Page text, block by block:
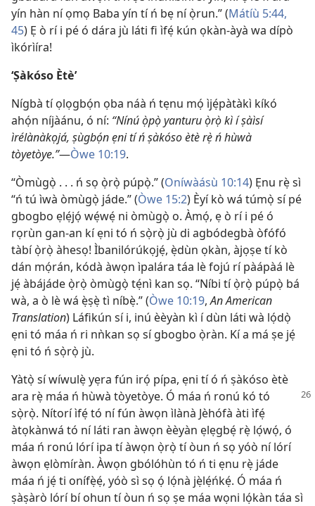
yín hàn ní ọmọ Baba yín tí ń bẹ ní ọ̀run.” (Mátíù 5:44,
45) Ẹ ò rí i pé ó dára jù láti fi ìfẹ́ kún ọkàn-àyà wa dípò
ìkórìíra!
‘Ṣàkóso Ètè’
Nígbà tí ọlọgbọ́n ọba náà ń tẹnu mọ́ ìjẹ́pàtàkì kíkó
ahọ́n níjàánu, ó ní: “Nínú ọ̀pọ̀ yanturu ọ̀rọ̀ kì í ṣàìsí
ìrélànàkọjá, ṣùgbọ́n ẹni tí ń ṣàkóso ètè rẹ̀ ń hùwà
tòyetòye.”—Òwe 10:19.
“Òmùgọ̀ . . . ń sọ ọ̀rọ̀ púpọ̀.” (Oníwàásù 10:14) Ẹnu rẹ̀ sì
“ń tú ìwà òmùgọ̀ jáde.” (Òwe 15:2) Èyí kò wá túmọ̀ sí pé
gbogbo ẹlẹ́jọ́ wẹ́wẹ́ ni òmùgọ̀ o. Àmọ́, ẹ ò rí i pé ó
rọrùn gan-an kí ẹni tó ń sọ̀rọ̀ jù di agbódegbà òfófó
tàbí ọ̀rọ̀ àhesọ! Ìbanilórúkọjẹ́, ẹ̀dùn ọkàn, àjọṣe tí kò
dán mọ́rán, kódà àwọn ìpalára táa lè fojú rí pàápàá lè
jẹ́ àbájáde ọ̀rọ̀ òmùgọ̀ tẹ́nì kan sọ. “Níbi tí ọ̀rọ̀ púpọ̀ bá
wà, a ò lè wá ẹ̀ṣẹ̀ tì níbẹ̀.” (Òwe 10:19,An American
Translation) Láfikún sí i, inú èèyàn kì í dùn láti wà lọ́dọ̀
ẹni tó máa ń ri nǹkan sọ sí gbogbo ọ̀ràn. Kí a má ṣe jẹ́
ẹni tó ń sọ̀rọ̀ jù.
Yàtọ̀ sí wíwulẹ̀ yẹra fún irọ́ pípa, ẹni tí ó ń ṣàkóso ètè
ara rẹ̀ máa ń hùwà tòyetòye. Ó máa ń ronú kó tó
sọ̀rọ̀. Nítorí ìfẹ́ tó ní fún àwọn ìlànà Jèhófà àti ìfẹ́
àtọkànwá tó ní láti ran àwọn èèyàn ẹlẹgbẹ́ rẹ̀ lọ́wọ́, ó
máa ń ronú lórí ipa tí àwọn ọ̀rọ̀ tí òun ń sọ yóò ní lórí
àwọn ẹlòmíràn. Àwọn gbólóhùn tó ń ti ẹnu rẹ̀ jáde
máa ń jẹ́ ti onífẹ̀ẹ́, yóò sì sọ ọ́ lọ́nà jẹ̀lẹ́ńkẹ́. Ó máa ń
ṣàṣàrò lórí bí ohun tí òun ń sọ ṣe máa wọni lọ́kàn táa sì